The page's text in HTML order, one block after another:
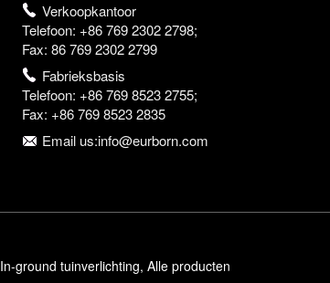
Verkoopkantoor
Telefoon: +86 769 2302 2798;
Fax: 86 769 2302 2799
Fabrieksbasis
Telefoon: +86 769 8523 2755;
Fax: +86 769 8523 2835
Email us:info@eurborn.com
In-ground tuinverlichting, Alle producten